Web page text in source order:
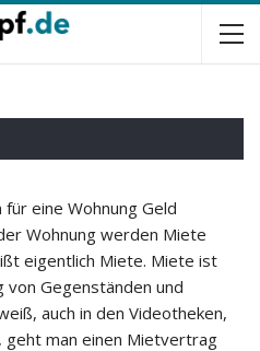
eine Wohnung Geld
Wohnung werden Miete
eigentlich Miete. Miete ist
Gegenständen und
auch in den Videotheken,
man einen Mietvertrag